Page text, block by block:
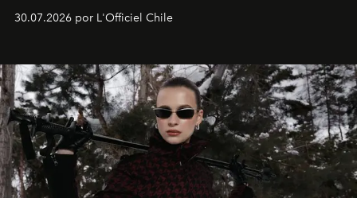
semanas. Los expertos ponen en práctica una técnica
que se enseña solamente en la escuela de formación de
30.07.2026 por L'Officiel Chile